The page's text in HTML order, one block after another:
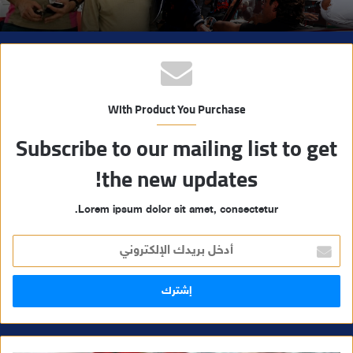
With Product You Purchase
Subscribe to our mailing list to get
the new updates!
Lorem ipsum dolor sit amet, consectetur.
خ
ل
ر